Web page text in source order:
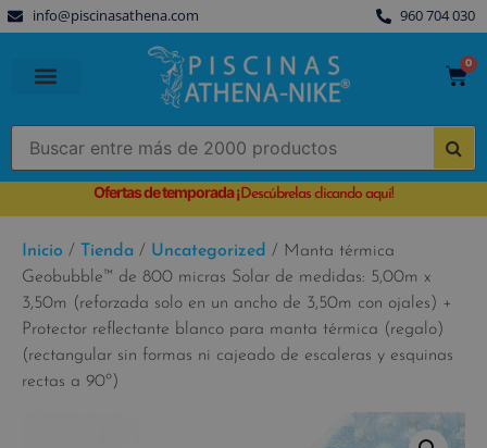
info@piscinasathena.com 960 704 030
0
Ofertas de temporada¡Descúbrelas clicando aquí!
Inicio / Tienda / Uncategorized / Manta térmica
Geobubble™ de 800 micras Solar de medidas: 5,00m x
3,50m (reforzada solo en un ancho de 3,50m con ojales) +
Protector reflectante blanco para manta térmica (regalo)
(rectangular sin formas ni cajeado de escaleras y esquinas
rectas a 90º)